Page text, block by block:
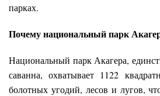
парках.
Почему национальный парк
Национальный парк Акагера,
саванна, охватывает 1122
болотных угодий, лесов и лугов,